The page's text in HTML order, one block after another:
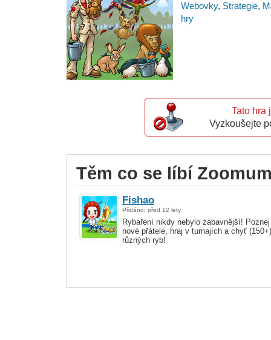
Webovky, Strategie,
hry
Tato hra
Vyzkoušejte
Těm co se líbí
Fishao
Přidáno: před 12 lety
Rybaření nikdy nebylo zábavnější! Poznej
nové přátele, hraj v turnajích a chyť (150+)
různých ryb!